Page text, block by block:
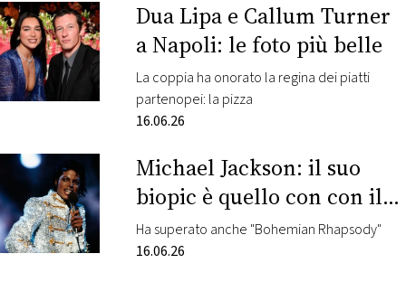
TV
PRINCIPATO
DI
RMC
CONSIGLIA
Dua Lipa e Callum Turner
a Napoli: le foto più belle
La coppia ha onorato la regina dei piatti
partenopei: la pizza
16.06.26
Michael Jackson: il suo
biopic è quello con con il
maggiore incasso della
storia
Ha superato anche "Bohemian Rhapsody"
16.06.26